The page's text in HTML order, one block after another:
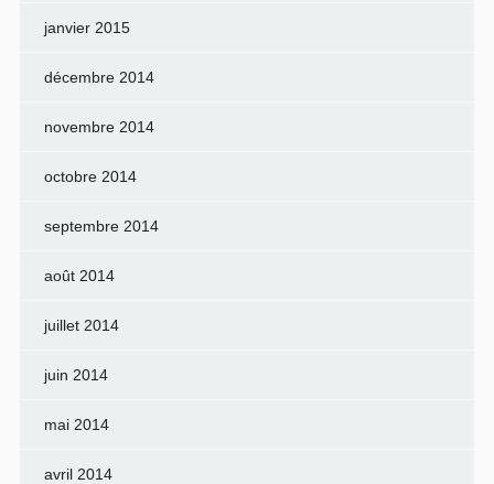
janvier 2015
décembre 2014
novembre 2014
octobre 2014
septembre 2014
août 2014
juillet 2014
juin 2014
mai 2014
avril 2014